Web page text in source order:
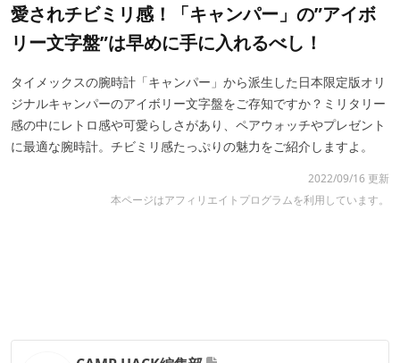
愛されチビミリ感！「キャンパー」の”アイボ
リー文字盤”は早めに手に入れるべし！
タイメックスの腕時計「キャンパー」から派生した日本限定版オリ
ジナルキャンパーのアイボリー文字盤をご存知ですか？ミリタリー
感の中にレトロ感や可愛らしさがあり、ペアウォッチやプレゼント
に最適な腕時計。チビミリ感たっぷりの魅力をご紹介しますよ。
2022/09/16 更新
本ページはアフィリエイトプログラムを利用しています。